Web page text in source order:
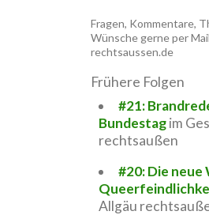
Fragen, Kommentare,
Wünsche gerne per
rechtsaussen.de
Frühere Folgen
#21:
Bundestagim
rechtsaußen
#20: Die neue
Allgäu